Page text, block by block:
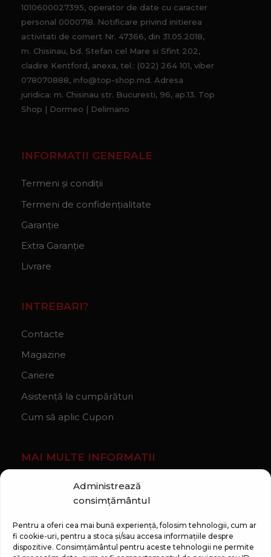
Administrează
consimțământul
Pentru a oferi cea mai bună experiență, folosim tehnologii, cum ar
fi cookie-uri, pentru a stoca și/sau accesa informațiile despre
dispozitive. Consimțământul pentru aceste tehnologii ne permite
1010600027395, operator de date cu caracter
personal 0000718. Notificare privind initierea
activitati de comert Nr. 47366, din 31.05.2018,
m. Chisinau, bd. Stefan cel Mare si Sfint 202,
cladire Kentford, anexa, tel.: (022) 264 101, viber
078070888, info@top-shop.md. Adresa
juridica: m. Chisinau str. Bucuresti, 96, ap.13. Top
Shop | Dormeo | Delimano
INFORMATII GENERALE
Termeni și condiții
Termeni de confidențialitate
Garanție
Extra Garanție
Livrare
INTREBARI?
Contacte
Magazine
Cariere
Asistență la cumpărături
Cum să aplic Cupon
MAI MULTE INFORMATII
Despre companie
Regulament Campanie „100 zile pana la vis”